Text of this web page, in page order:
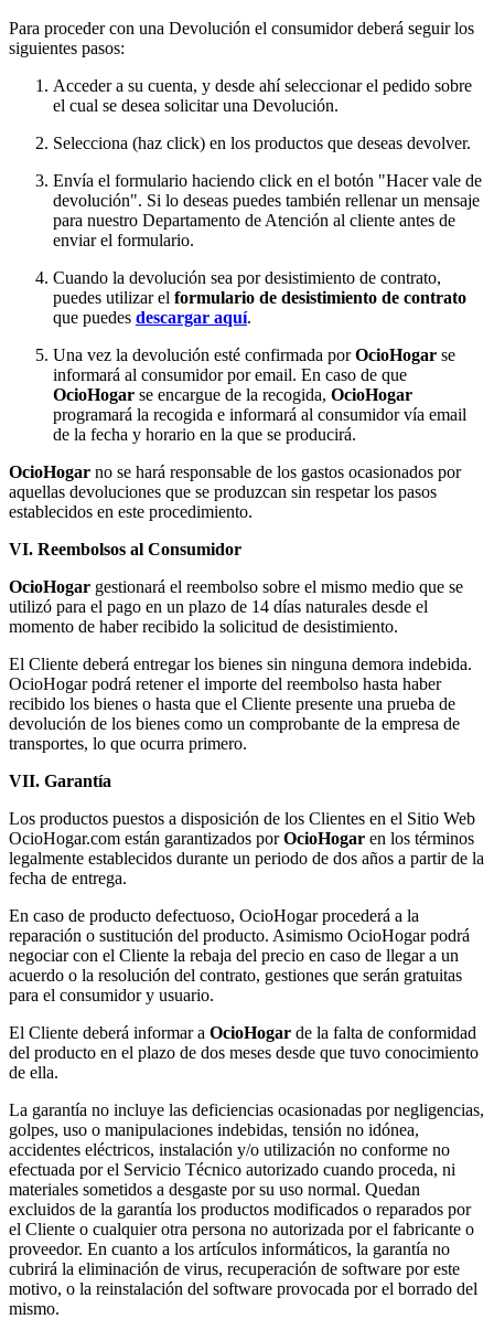
Para proceder con una Devolución el consumidor deberá seguir los
siguientes pasos:
Acceder a su cuenta, y desde ahí seleccionar el pedido sobre
el cual se desea solicitar una Devolución.
Selecciona (haz click) en los productos que deseas devolver.
Envía el formulario haciendo click en el botón "Hacer vale de
devolución". Si lo deseas puedes también rellenar un mensaje
para nuestro Departamento de Atención al cliente antes de
enviar el formulario.
Cuando la devolución sea por desistimiento de contrato,
puedes utilizar el formulario de desistimiento de contrato
que puedes descargar aquí.
Una vez la devolución esté confirmada porOcioHogar se
informará al consumidor por email. En caso de que
OcioHogar se encargue de la recogida, OcioHogar
programará la recogida e informará al consumidor vía email
de la fecha y horario en la que se producirá.
OcioHogar no se hará responsable de los gastos ocasionados por
aquellas devoluciones que se produzcan sin respetar los pasos
establecidos en este procedimiento.
VI. Reembolsos al Consumidor
OcioHogar gestionará el reembolso sobre el mismo medio que se
utilizó para el pago en un plazo de 14 días naturales desde el
momento de haber recibido la solicitud de desistimiento.
El Cliente deberá entregar los bienes sin ninguna demora indebida.
OcioHogar podrá retener el importe del reembolso hasta haber
recibido los bienes o hasta que el Cliente presente una prueba de
devolución de los bienes como un comprobante de la empresa de
transportes, lo que ocurra primero.
VII. Garantía
Los productos puestos a disposición de los Clientes en el Sitio Web
OcioHogar.com están garantizados porOcioHogar en los términos
legalmente establecidos durante un periodo de dos años a partir de la
fecha de entrega.
En caso de producto defectuoso, OcioHogar procederá a la
reparación o sustitución del producto. Asimismo OcioHogar podrá
negociar con el Cliente la rebaja del precio en caso de llegar a un
acuerdo o la resolución del contrato, gestiones que serán gratuitas
para el consumidor y usuario.
El Cliente deberá informar a OcioHogar de la falta de conformidad
del producto en el plazo de dos meses desde que tuvo conocimiento
de ella.
La garantía no incluye las deficiencias ocasionadas por negligencias,
golpes, uso o manipulaciones indebidas, tensión no idónea,
accidentes eléctricos, instalación y/o utilización no conforme no
efectuada por el Servicio Técnico autorizado cuando proceda, ni
materiales sometidos a desgaste por su uso normal. Quedan
excluidos de la garantía los productos modificados o reparados por
el Cliente o cualquier otra persona no autorizada por el fabricante o
proveedor. En cuanto a los artículos informáticos, la garantía no
cubrirá la eliminación de virus, recuperación de software por este
motivo, o la reinstalación del software provocada por el borrado del
mismo.